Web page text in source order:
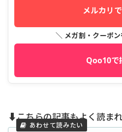
メルカリ
＼ メガ割・クーポ
Qoo10で
⬇️こちらの記事もよく読ま